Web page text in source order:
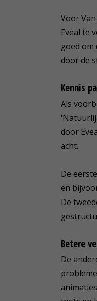
Voor
Eveal te
goed
door de
Kennis
Als
door
acht.
De
en
De
Betere
De